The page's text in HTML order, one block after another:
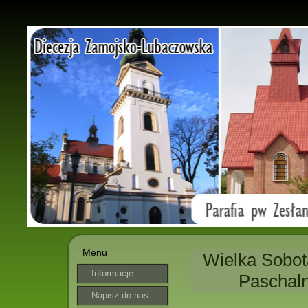
Menu
Informacje
parafialne
Napisz do nas
Wielka